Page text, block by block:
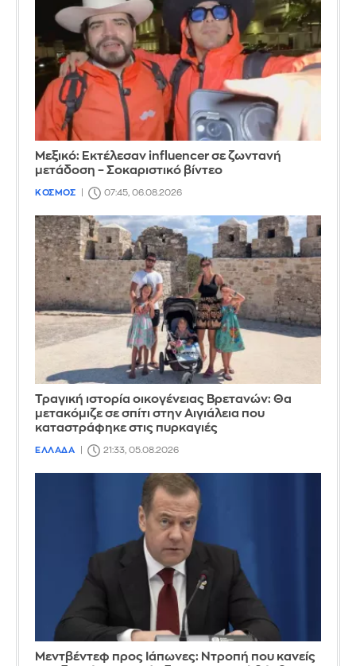
Μεξικό: Εκτέλεσαν influencer σε ζωντανή
μετάδοση – Σοκαριστικό βίντεο
ΚΟΣΜΟΣ 07:45, 06.08.2026
Τραγική ιστορία οικογένειας Βρετανών: Θα
μετακόμιζε σε σπίτι στην Αιγιάλεια που
καταστράφηκε στις πυρκαγιές
ΕΛΛΑΔΑ 21:33, 05.08.2026
Μεντβέντεφ προς Ιάπωνες: Ντροπή που κανείς